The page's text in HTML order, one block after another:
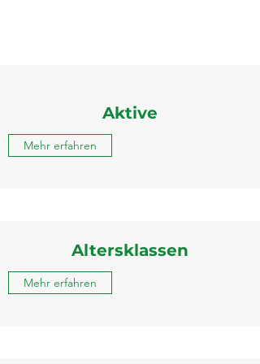
Aktive
Mehr erfahren
Altersklassen
Mehr erfahren